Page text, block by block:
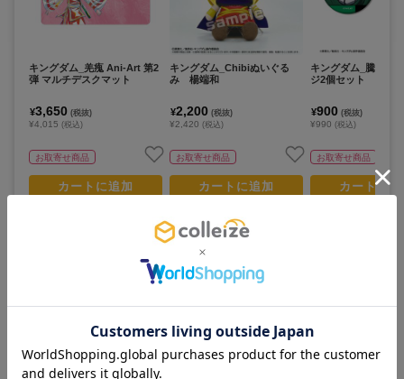
キングダム_羌瘣 Ani-Art 第2
弾 マルチデスクマット
¥3,650 (税抜)
¥4,015 (税込)
お取寄せ商品
カートに追加
キングダム_Chibiぬいぐる
み 楊端和
¥2,200 (税抜)
¥2,420 (税込)
お取寄せ商品
カートに追加
キングダム_騰 場面
ジ2個セット
¥900 (税抜)
¥990 (税込)
お取寄せ商品
カートに
この作品のランキング すべて見る >
人気No. 3